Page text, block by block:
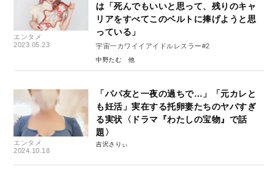
エンタメ
2023.05.23
は「死んでもいいと思って、残りのキャ
リアをすべてこのベルトに捧げようと思
っている」
宇宙一カワイイアイドルレスラー#2
中野たむ
エンタメ
2024.10.18
「パパ友と一夜の過ちで…」「元カレと
も妊活」実在する托卵妻たちのヤバすぎ
る実状〈ドラマ『わたしの宝物』で話
題〉
吉沢さりぃ